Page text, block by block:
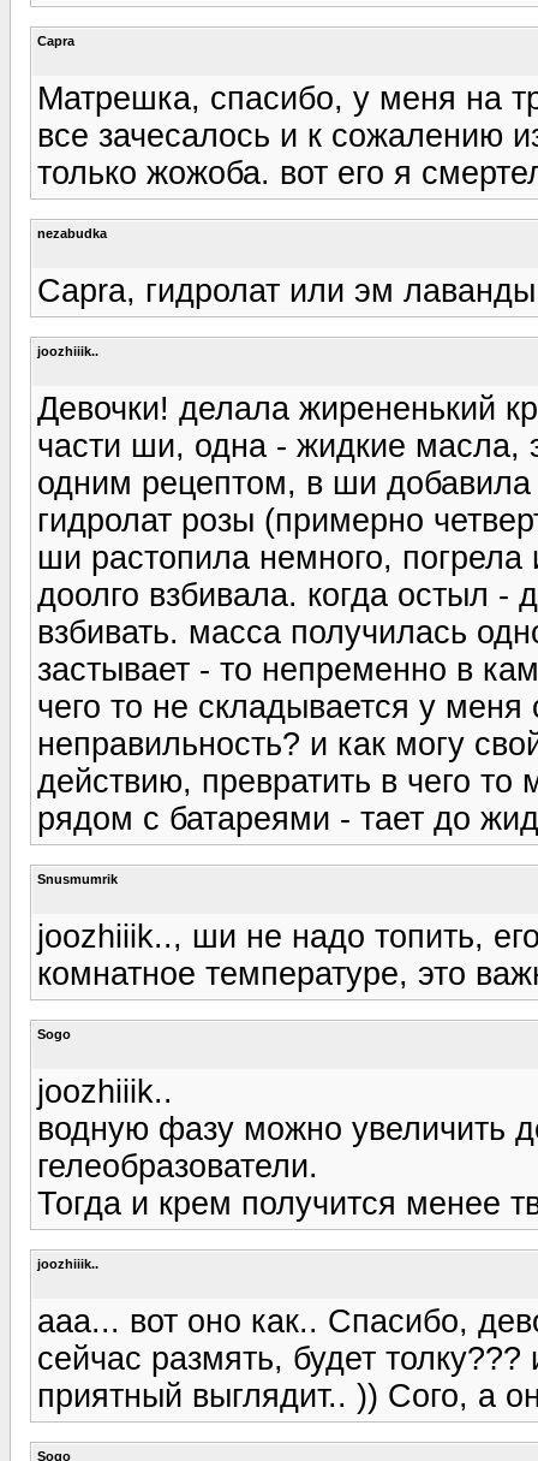
Capra
Матрешка, спасибо, у меня на
все зачесалось и к сожалению
только жожоба. вот его я
nezabudka
Capra, гидролат или эм
joozhiiik..
Девочки! делала жирененький
части ши, одна - жидкие
одним рецептом, в ши добавила
гидролат розы (примерно
ши растопила немного,
доолго взбивала. когда остыл
взбивать. масса получилась
застывает - то непременно в
чего то не складывается у
неправильность? и как могу
действию, превратить в чего то
рядом с батареями - тает до
Snusmumrik
joozhiiik.., ши не надо топить,
комнатное температуре, это
Sogo
joozhiiik..
водную фазу можно увеличить
гелеобразователи.
Тогда и крем получится менее
joozhiiik..
ааа... вот оно как.. Спасибо,
сейчас размять, будет
приятный выглядит.. )) Сого, а
Sogo